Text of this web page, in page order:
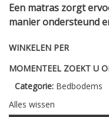
Een matras zorgt
manier ondersteund
WINKELEN PER
MOMENTEEL ZOEKT U
Categorie: Bedbodems
Alles wissen